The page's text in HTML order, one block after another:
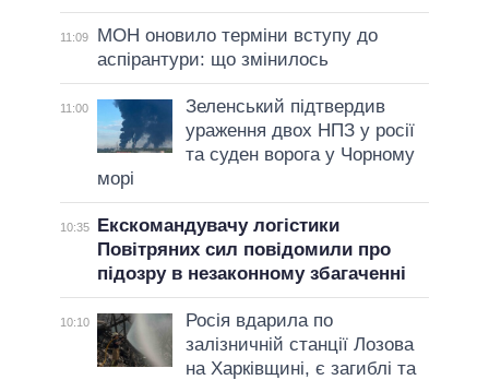
11:09
МОН оновило терміни вступу до
аспірантури: що змінилось
11:00
Зеленський підтвердив
ураження двох НПЗ у росії
та суден ворога у Чорному
морі
10:35
Екскомандувачу логістики
Повітряних сил повідомили про
підозру в незаконному збагаченні
10:10
Росія вдарила по
залізничній станції Лозова
на Харківщині, є загиблі та